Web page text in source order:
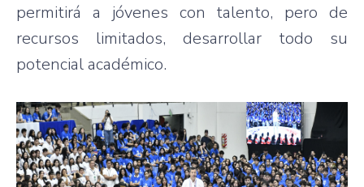
permitirá a jóvenes con talento, pero de
recursos limitados, desarrollar todo su
potencial académico.